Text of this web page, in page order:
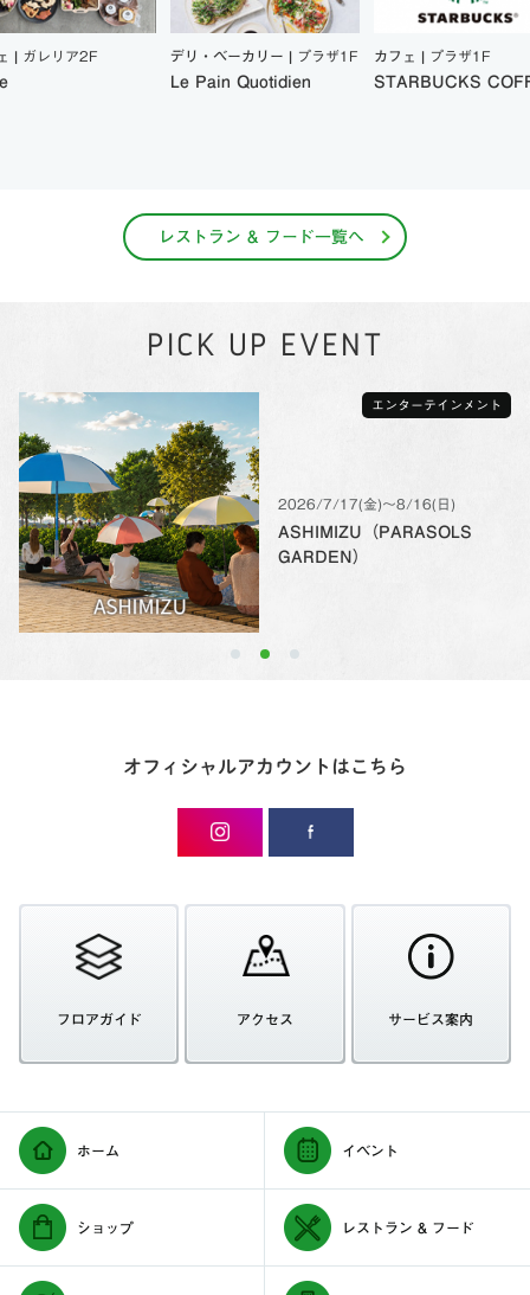
| ガレリア2F デリ・ベーカリー | プラザ1F
Le Pain Quotidien
カフェ | プラザ1F
STARBUCKS
レストラン & フード一覧へ
PICK UP EVENT
2026/7/17(金)〜8/16(日)
ASHIMIZU（PARASOLS
GARDEN）
エンターテインメント
オフィシャルアカウントはこちら
フロアガイド アクセス サービス案内
ホーム イベント
ショップ レストラン & フード